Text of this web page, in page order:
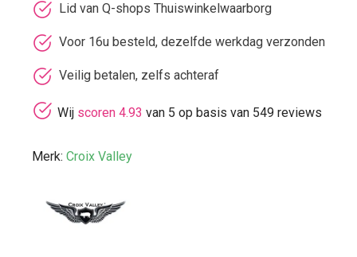
Lid van Q-shops Thuiswinkelwaarborg
Voor 16u besteld, dezelfde werkdag verzonden
Veilig betalen, zelfs achteraf
Wijscoren 4.93 van 5 op basis van 549 reviews
Merk: Croix Valley